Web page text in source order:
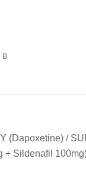
в
(Dapoxetine) /
+ Sildenafil